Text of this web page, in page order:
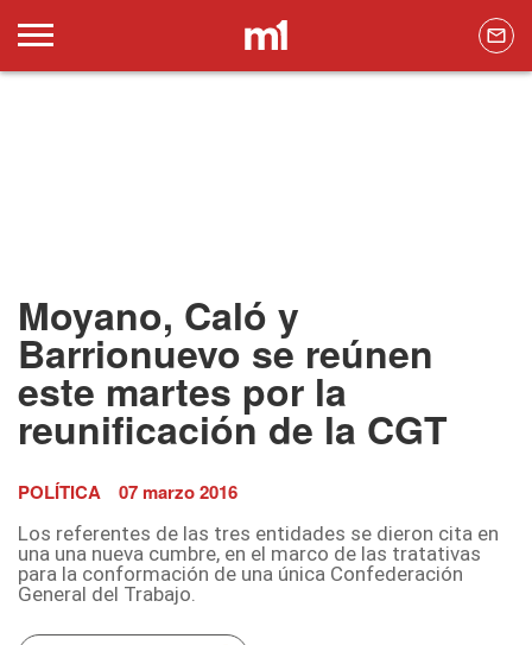
Moyano, Caló y
Barrionuevo se reúnen
este martes por la
reunificación de la CGT
POLÍTICA 07 marzo 2016
Los referentes de las tres entidades se dieron cita en
una una nueva cumbre, en el marco de las tratativas
para la conformación de una única Confederación
General del Trabajo.